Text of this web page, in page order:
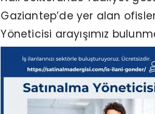
Gaziantep’de yer alan
Yöneticisi arayışımız